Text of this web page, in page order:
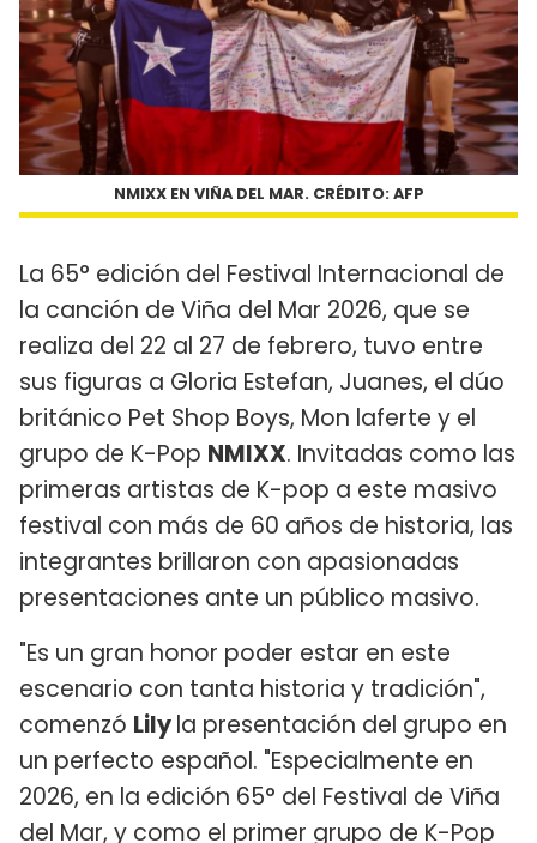
NMIXX EN VIÑA DEL MAR. CRÉDITO: AFP
La 65° edición del Festival Internacional de
la canción de Viña del Mar 2026, que se
realiza del 22 al 27 de febrero, tuvo entre
sus figuras a Gloria Estefan, Juanes, el dúo
británico Pet Shop Boys, Mon laferte y el
grupo de K-Pop NMIXX. Invitadas como las
primeras artistas de K-pop a este masivo
festival con más de 60 años de historia, las
integrantes brillaron con apasionadas
presentaciones ante un público masivo.
"Es un gran honor poder estar en este
escenario con tanta historia y tradición",
comenzó Lilyla presentación del grupo en
un perfecto español. "Especialmente en
2026, en la edición 65° del Festival de Viña
del Mar, y como el primer grupo de K-Pop